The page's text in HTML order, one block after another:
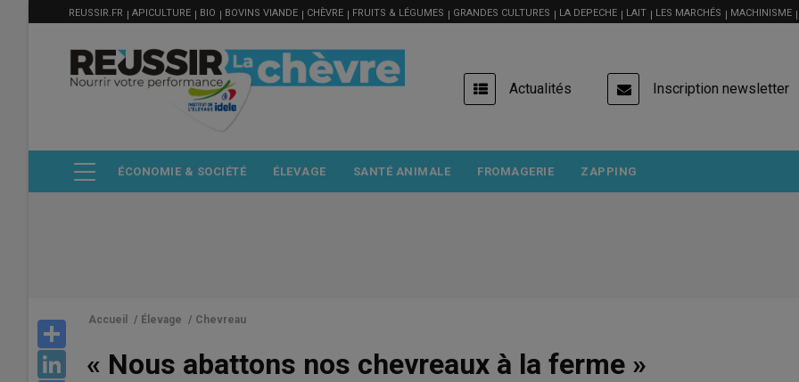
contenu
MENU
FILIÈRE
REUSSIR.FR APICULTURE BIO BOVINS VIANDE CHÈVRE FRUITS & LÉGUMES GRANDES CULTURES LA DEPECHE LAIT LES MARCHÉS MACHINISME
USER
ACCOUNT
MENU
Actualités Inscription newsletter
ÉCONOMIE & SOCIÉTÉ ÉLEVAGE SANTÉ ANIMALE FROMAGERIE ZAPPING
LinkedIn
Accueil / Élevage / Chevreau
« Nous abattons nos chevreaux à la ferme »